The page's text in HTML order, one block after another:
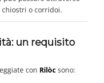
o corridoi.
un requisito
con Rilòcsono: